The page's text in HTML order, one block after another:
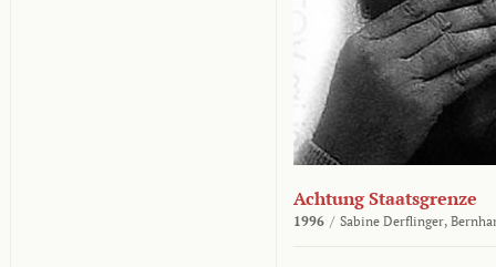
Achtung Staatsgrenze
1996 / Sabine Derflinger,